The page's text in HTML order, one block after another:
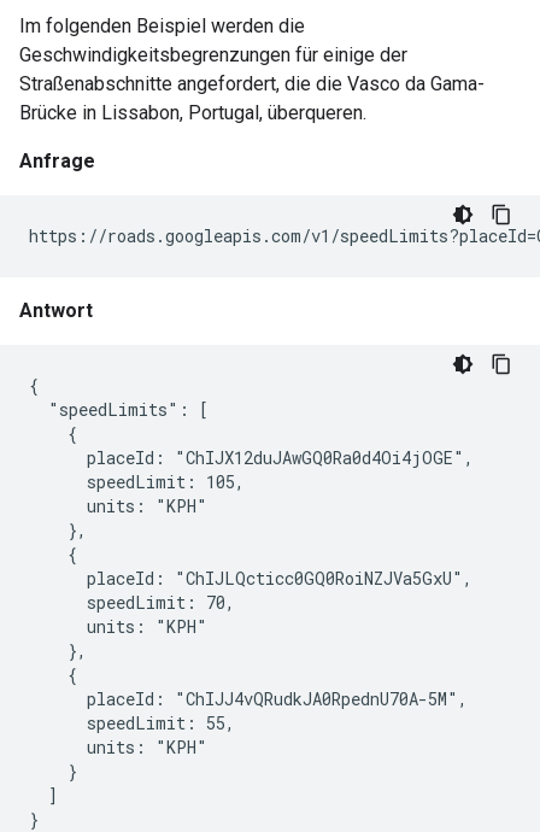
Im folgenden Beispiel werden die
Geschwindigkeitsbegrenzungen für einige der
Straßenabschnitte angefordert, die die Vasco da Gama-
Brücke in Lissabon, Portugal, überqueren.
Anfrage
https://roads.googleapis.com/v1/
Antwort
{
  "speedLimits": [
    {
      placeId: "ChIJX12duJAwGQ0Ra0d4Oi4jOGE",
      speedLimit: 105,
      units: "KPH"
    },
    {
      placeId: "ChIJLQcticc0GQ0RoiNZJVa5GxU",
      speedLimit: 70,
      units: "KPH"
    },
    {
      placeId: "ChIJJ4vQRudkJA0RpednU70A-5M",
      speedLimit: 55,
      units: "KPH"
    }
  ]
}